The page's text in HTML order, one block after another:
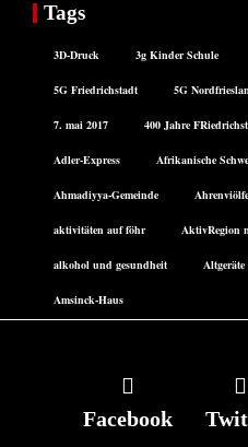
Tags
3D-Druck 3g Kinder Schule
5G Friedrichstadt 5G
7. mai 2017 400 Jahre
Adler-Express Afrikanische
Ahmadiyya-Gemeinde
aktivitäten auf föhr AktivRegion
alkohol und gesundheit Altgeräte
Amsinck-Haus
Facebook